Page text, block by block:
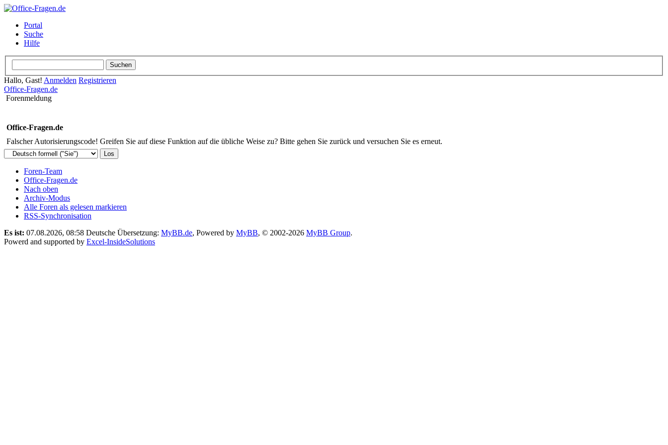
Portal
Suche
Hilfe
Hallo, Gast! Anmelden Registrieren
Office-Fragen.de
Forenmeldung
Office-Fragen.de
Falscher Autorisierungscode! Greifen Sie auf diese Funktion auf die übliche Weise zu? Bitte gehen Sie zurück und versuchen Sie es erneut.
Foren-Team
Office-Fragen.de
Nach oben
Archiv-Modus
Alle Foren als gelesen markieren
RSS-Synchronisation
Es ist: 07.08.2026, 08:58 Deutsche Übersetzung: MyBB.de, Powered by MyBB, © 2002-2026 MyBB Group.
Powerd and supported by Excel-InsideSolutions